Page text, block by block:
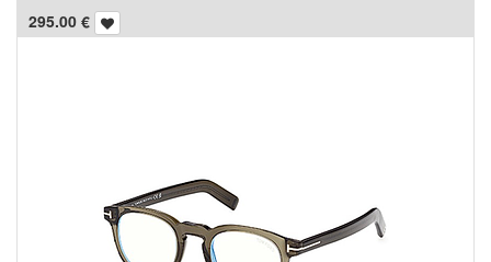
295.00 €